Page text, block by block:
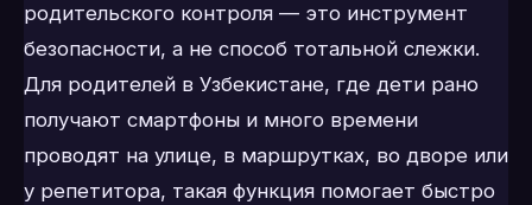
родительского контроля — это инструмент
безопасности, а не способ тотальной слежки.
Для родителей в Узбекистане, где дети рано
получают смартфоны и много времени
проводят на улице, в маршрутках, во дворе или
у репетитора, такая функция помогает быстро